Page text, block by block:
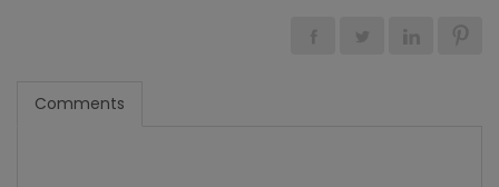
Comments